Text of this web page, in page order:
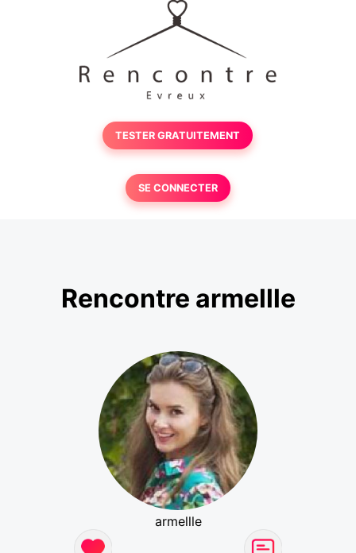
TESTER GRATUITEMENT
SE CONNECTER
Rencontre armellle
armellle